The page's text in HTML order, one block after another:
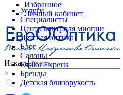
Избранное
Личный кабинет
Искать
×
Услуги
Специалисты
Центр контроля миопии
Детская оптика
Блог
Салоны
Essilor Experts
Бренды
Детская близорукость